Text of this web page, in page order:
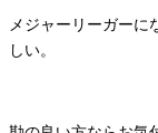
メジャーリーガーに
しい。